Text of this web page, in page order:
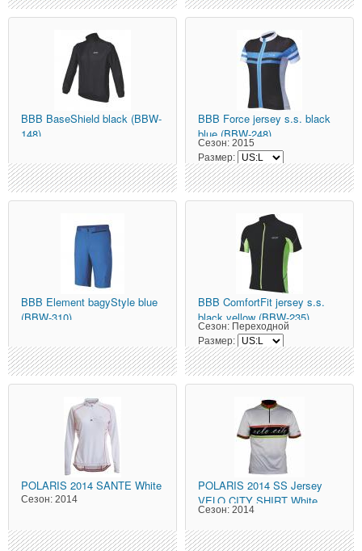
BBB BaseShield black (BBW-
148)
BBB Force jersey s.s. black
blue (BBW-248)
Сезон: 2015
Размер:
BBB Element bagyStyle blue
(BBW-310)
BBB ComfortFit jersey s.s.
black yellow (BBW-235)
Сезон: Переходной
Размер:
POLARIS 2014 SANTE White
Сезон: 2014
POLARIS 2014 SS Jersey
VELO CITY SHIRT White
Сезон: 2014